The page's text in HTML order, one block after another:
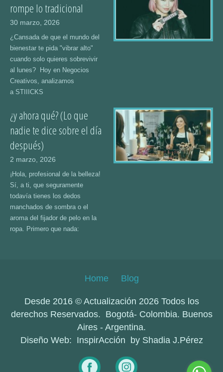
rompe lo tradicional
30 marzo, 2026
¿Cansada de que el mundo del
bienestar te pida "vibrar alto"
cuando solo quieres sobrevivir
al lunes? Hoy en Negocios
Creativos, analizamos
a STIIICKS
¿y ahora qué? (Lo que
nadie te dice sobre el día
después)
2 marzo, 2026
¡Hola, profesional de la belleza!
Sí, a ti, que seguramente
todavía tienes los dedos
manchados de sombra o el
aroma del fijador de pelo en la
ropa. Primero que nada:
Home Blog
Desde 2016 © Actualización 2026 Todos los
derechos Reservados. Bogotá- Colombia. Buenos
Aires - Argentina.
Diseño Web: InspirAcción by Shadia J.Pérez